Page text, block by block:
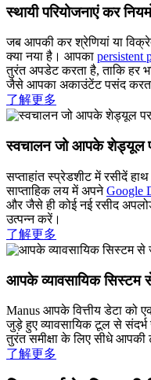
स्थायी परियोजनाएं कर
जब आपकी कर श्रेणियां या
क्या नया है। आपका persistent
तुरंत अपडेट करता है, ताकि हर
जैसे आपका अकाउंटेंट पसंद
了解更多
स्वचालन जो आपके शेड्यूल
सप्ताहांत स्प्रेडशीट में रसीदें
साप्ताहिक लय में अपनेGoogle
और जैसे ही कोई नई रसीद अपलोड
उत्पन्न करें।
了解更多
आपके व्यावसायिक सिस्टम
Manus आपके वित्तीय डेटा को
जुड़े हुए व्यावसायिक टूल से संदर्भ
तुरंत समीक्षा के लिए सीधे आपकी
了解更多